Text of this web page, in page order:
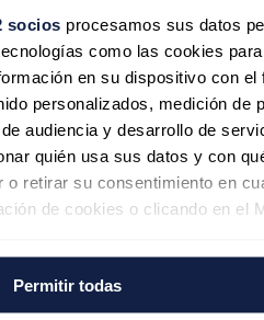
socios procesamos sus datos
como las cookies para
en su dispositivo con el
personalizados, medición de
audiencia y desarrollo de
quién usa sus datos y con
o retirar su consentimiento en
de cookies o clicando en el
Permitir todas
grandes ciudades